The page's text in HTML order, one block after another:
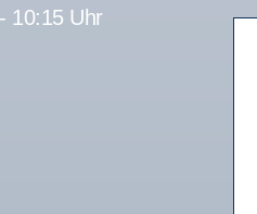
10:15 Uhr